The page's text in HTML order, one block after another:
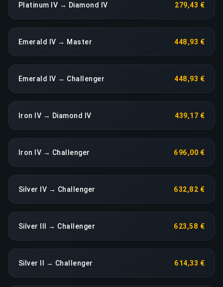
Platinum IV → Diamond IV 279,43 €
Emerald IV → Master 448,93 €
Emerald IV → Challenger 448,93 €
Iron IV → Diamond IV 439,17 €
Iron IV → Challenger 696,00 €
Silver IV → Challenger 632,82 €
Silver III → Challenger 623,58 €
Silver II → Challenger 614,33 €